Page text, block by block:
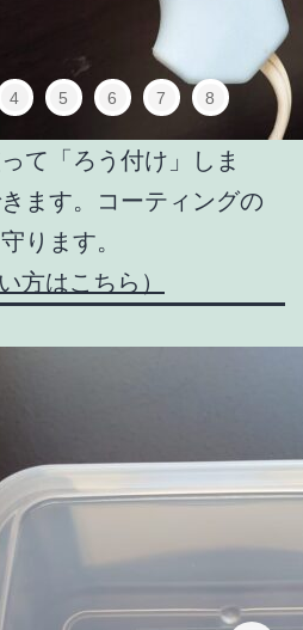
4 5 6 7 8
て「ろう付け」しま
ます。コーティングの
ります。
方はこちら）